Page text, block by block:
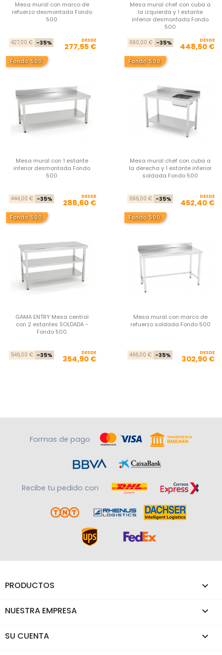
Mesa mural con marco de
refuerzo desmontada Fondo
500
Precio base
427,00 € -35% Precio
DESDE
277,55 €
Mesa mural chef con cuba a
la izquierda y 1 estante
inferior desmontada Fondo
500
690,00 € -35% DESDE
448,50 €
Fondo 500
Mesa mural con 1 estante
inferior desmontada Fondo
500
Precio base
444,00 € -35% Precio
DESDE
288,60 €
Fondo 500
Mesa mural chef con cuba a
la derecha y 1 estante inferior
soldada Fondo 500
696,00 € -35% DESDE
452,40 €
Fondo 500
GAMA ENTRY Mesa central
con 2 estantes SOLDADA -
Fondo 500
Precio base
546,00 € -35% Precio
DESDE
354,90 €
Fondo 500
Mesa mural con marco de
refuerzo soldada Fondo 500
466,00 € -35% DESDE
302,90 €
Formas de pago
Recibe tu pedido con
PRODUCTOS 
NUESTRA EMPRESA 
SU CUENTA 